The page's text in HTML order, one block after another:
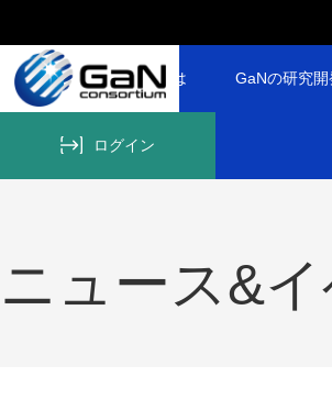
GaNコンソーシアムとは GaNの研究
ログイン
ニュース&